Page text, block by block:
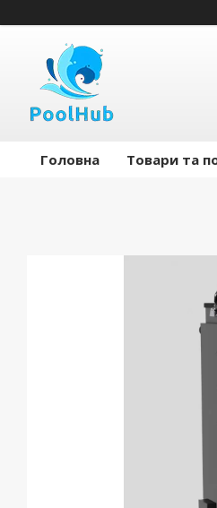
Головна Товари та